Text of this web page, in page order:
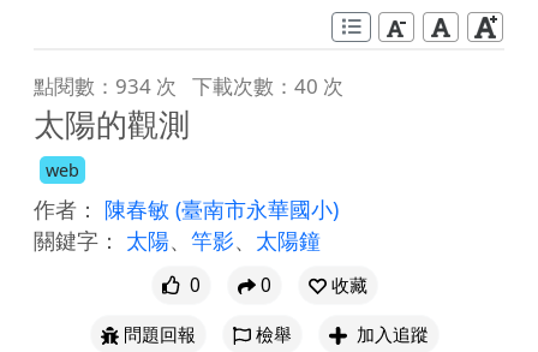
點閱數：934 次 下載次數：40 次
太陽的觀測
web
作者： 陳春敏 (臺南市永華國小)
關鍵字： 太陽、 竿影、 太陽鐘
0 0
收藏
問題回報
檢舉 加入追蹤